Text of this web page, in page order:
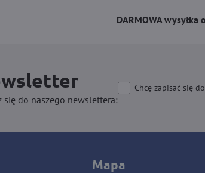
DARMOWA wysyłka
się do naszego newslettera:
Chcę zapisać się
Mapa